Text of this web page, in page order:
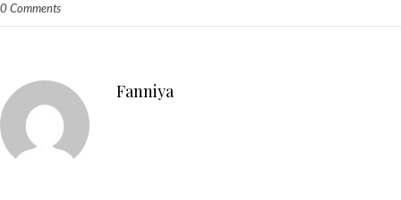
0 Comments
Fanniya